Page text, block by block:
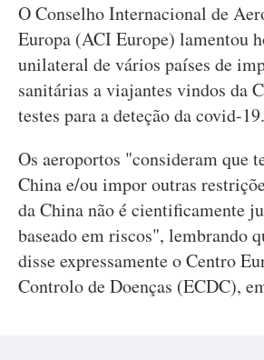
O Conselho Internacional de
Europa (ACI Europe) lamentou
unilateral de vários países de
sanitárias a viajantes vindos da
testes para a deteção da covid-19.
Os aeroportos "consideram que
China e/ou impor outras
da China não é cientificamente
baseado em riscos", lembrando
disse expressamente o Centro
Controlo de Doenças (ECDC),